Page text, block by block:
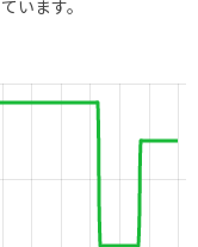
います。